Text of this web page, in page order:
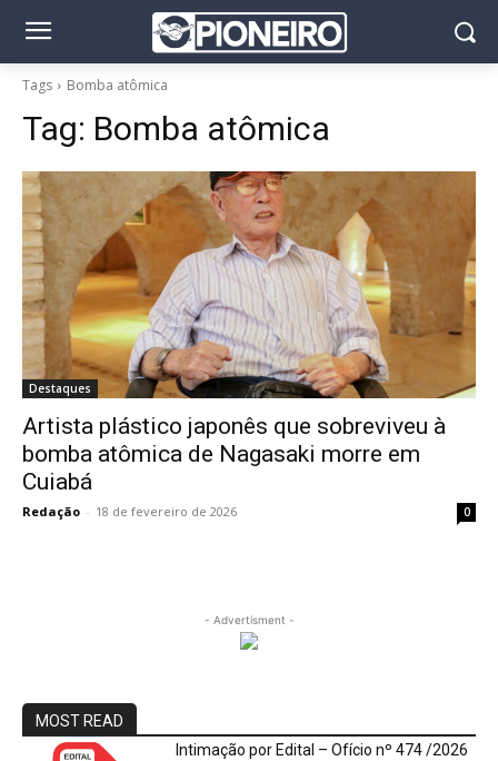
Tags Bomba atômica
Tag: Bomba atômica
Destaques
Artista plástico japonês que sobreviveu à
bomba atômica de Nagasaki morre em
Cuiabá
Redação - 18 de fevereiro de 2026 0
- Advertisment -
MOST READ
Intimação por Edital – Ofício nº 474 /2026